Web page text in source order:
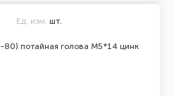
потайная голова М5*14 цинк
Ед. изм. шт.